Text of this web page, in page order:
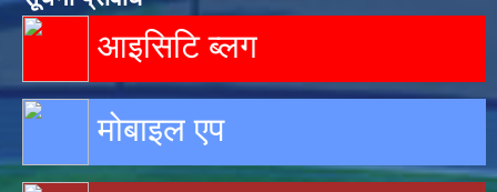
आइसिटि ब्लग
मोबाइल एप